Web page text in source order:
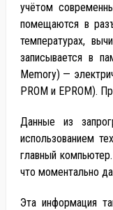
учётом
помещаются в
температурах,
записывается в
Memory) —
PROM и EPROM).
Данные из
использованием
главный
что моментально
Эта информация